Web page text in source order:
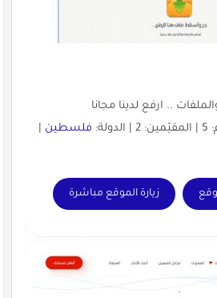
.. ارفع لدينا مجانا
فلسطين|
زيارة الموقع مباشرة